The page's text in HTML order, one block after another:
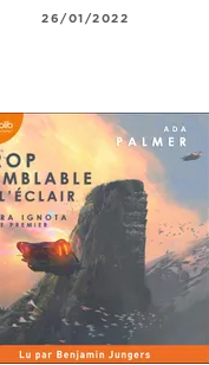
26/01/2022